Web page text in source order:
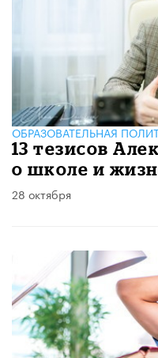
ОБРАЗОВАТЕЛЬНАЯ
13 тезисов
о школе и
28 октября